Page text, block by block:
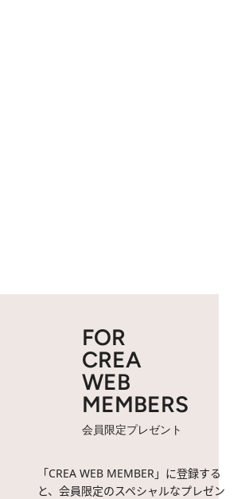
FOR
CREA
WEB
MEMBERS
会員限定プレゼント
「CREA WEB MEMBER」に登録する
と、会員限定のスペシャルなプレゼン